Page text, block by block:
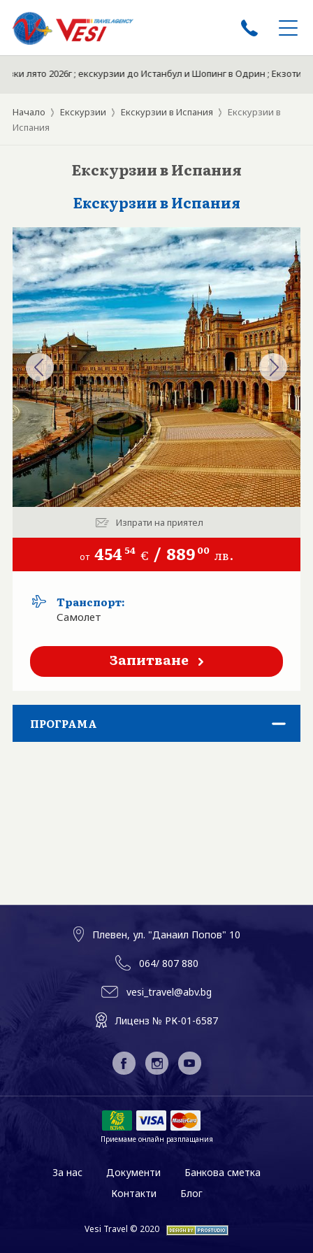
ЕКСКУРЗИИ
ЕКСКУРЗИИ ОТ ПЛЕВЕН
ТУРЦИЯ ЛЯТО 2026
ХОТЕЛИ
БИЛЕТИ
ЗА НАС
ДОКУМЕНТИ
БАНКОВА СМЕТКА
КОНТАКТИ
БЛОГ
лято 2026г ; екскурзии до Истанбул и Шопинг в Одрин ;
Начало Екскурзии Екскурзии в Испания
Екскурзии в
Испания
Екскурзии в Испания
Екскурзии в Испания
Изпрати на приятел
от 454 54 € / 889 00 лв.
Транспорт:
Самолет
Запитване
ПРОГРАМА
Плевен, ул. "Данаил Попов" 10
064/ 807 880
vesi_travel@abv.bg
Лиценз № РК-01-6587
Приемаме онлайн разплащания
За нас Документи
Банкова сметка
Контакти
Блог
Vesi Travel © 2020